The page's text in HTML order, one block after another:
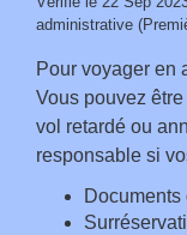
administrative
Pour voyager en
Vous pouvez
vol retardé ou
responsable si